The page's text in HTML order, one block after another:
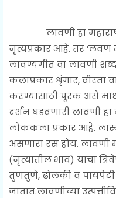
लावणी हा
नृत्यप्रकार आहे. तर
लावण्यगीत वा लावणी
कलाप्रकार शृंगार, वीरता
करण्यासाठी पूरक असे
दर्शन घडवणारी लावणी हा
लोककला प्रकार आहे.
असणारा रस होय. लावणी
(नृत्यातील भाव) यांचा
तुणतुणे, ढोलकी व पायपेटी
जातात.लावणीच्या